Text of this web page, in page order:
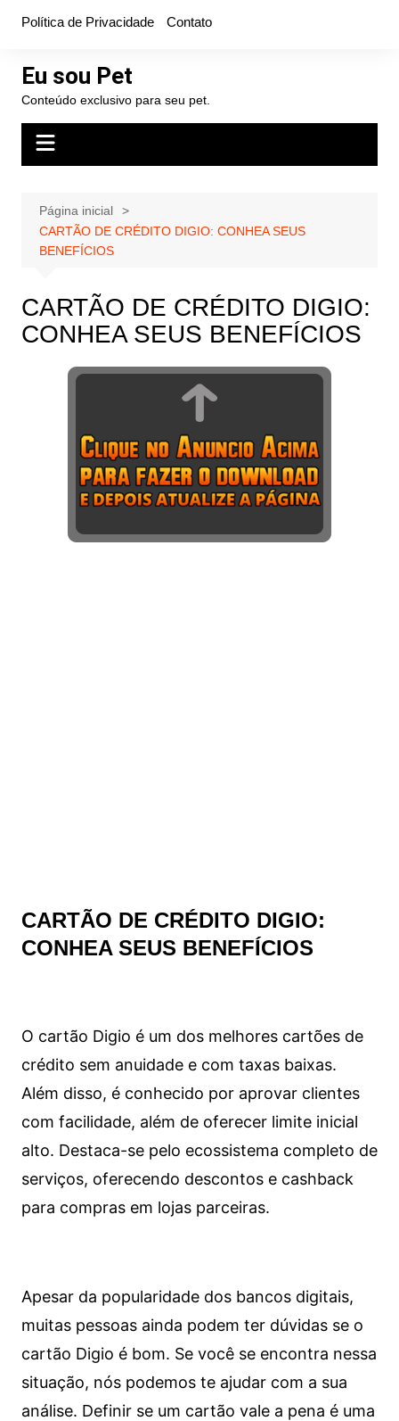
conteúdo
Política de Privacidade Contato
Eu sou Pet
Conteúdo exclusivo para seu pet.
Página inicial
CARTÃO DE CRÉDITO DIGIO: CONHEA SEUS
BENEFÍCIOS
CARTÃO DE CRÉDITO DIGIO:
CONHEA SEUS BENEFÍCIOS
CARTÃO DE CRÉDITO DIGIO:
CONHEA SEUS BENEFÍCIOS
O cartão Digio é um dos melhores cartões de
crédito sem anuidade e com taxas baixas.
Além disso, é conhecido por aprovar clientes
com facilidade, além de oferecer limite inicial
alto. Destaca-se pelo ecossistema completo de
serviços, oferecendo descontos e cashback
para compras em lojas parceiras.
Apesar da popularidade dos bancos digitais,
muitas pessoas ainda podem ter dúvidas se o
cartão Digio é bom. Se você se encontra nessa
situação, nós podemos te ajudar com a sua
análise. Definir se um cartão vale a pena é uma